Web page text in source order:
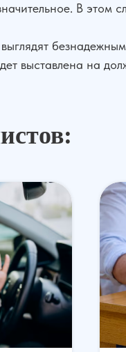
В этом
выставлена на